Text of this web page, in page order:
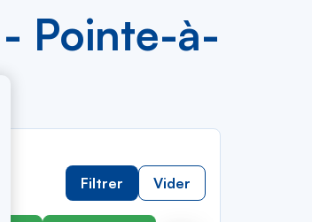
Pointe-à-
Filtrer Vider